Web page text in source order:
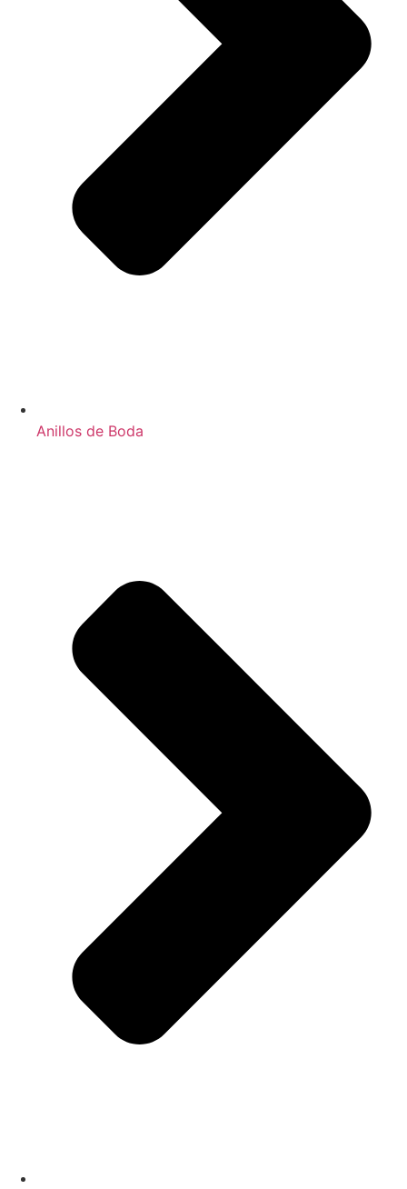
Anillos de Boda